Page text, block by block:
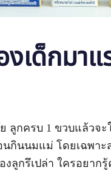
เด็กมาแ
ลูกครบ 1 ขวบแล้วจะ
กินนมแม่ โดยเฉพาะ
งลูกรึเปล่า ใครอยาก